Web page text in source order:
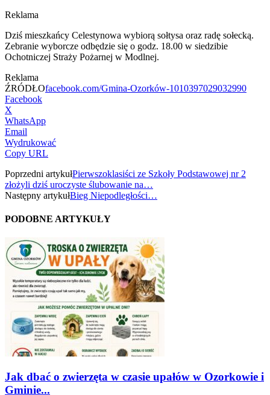
Reklama
Dziś mieszkańcy Celestynowa wybiorą sołtysa oraz radę sołecką.
Zebranie wyborcze odbędzie się o godz. 18.00 w siedzibie
Ochotniczej Straży Pożarnej w Modlnej.
Reklama
ŹRÓDŁOfacebook.com/Gmina-Ozorków-1010397029032990
Facebook
X
WhatsApp
Email
Wydrukować
Copy URL
Poprzedni artykułPierwszoklasiści ze Szkoły Podstawowej nr 2
złożyli dziś uroczyste ślubowanie na…
Następny artykułBieg Niepodległości…
PODOBNE ARTYKUŁY
Jak dbać o zwierzęta w czasie upałów w Ozorkowie i
Gminie...